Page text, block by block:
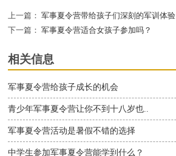
上一篇： 军事夏令营带给孩子们深刻的军训体验
下一篇： 军事夏令营适合女孩子参加吗？
相关信息
军事夏令营给孩子成长的机会
青少年军事夏令营让你不到十八岁也..
军事夏令营活动是暑假不错的选择
中学生参加军事夏令营能学到什么？